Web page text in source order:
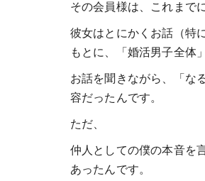
その会員様は、これまで
彼女はとにかくお話（特
もとに、「婚活男子全体
お話を聞きながら、「な
容だったんです。
ただ、
仲人としての僕の本音
あったんです。